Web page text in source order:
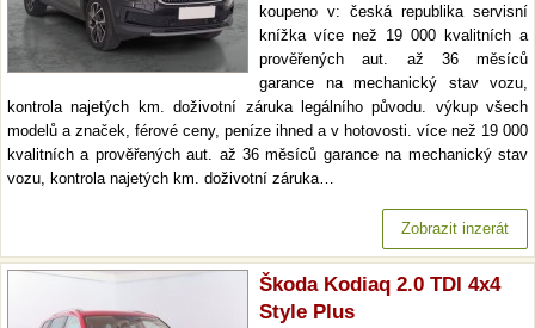
koupeno v: česká republika servisní
knížka více než 19 000 kvalitních a
prověřených aut. až 36 měsíců
garance na mechanický stav vozu,
kontrola najetých km. doživotní záruka legálního původu. výkup všech
modelů a značek, férové ceny, peníze ihned a v hotovosti. více než 19 000
kvalitních a prověřených aut. až 36 měsíců garance na mechanický stav
vozu, kontrola najetých km. doživotní záruka…
Zobrazit inzerát
Škoda Kodiaq 2.0 TDI 4x4
Style Plus